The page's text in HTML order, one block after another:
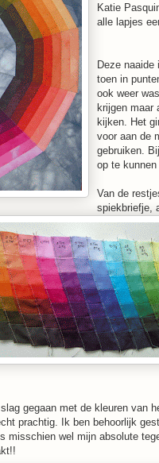
Katie
alle lapjes
Deze naaide
toen in
ook weer
krijgen maar
kijken. Het
voor aan de
gebruiken.
op te
Van de
spiekbriefje,
gegaan met de kleuren van
prachtig. Ik ben behoorlijk
misschien wel mijn absolute